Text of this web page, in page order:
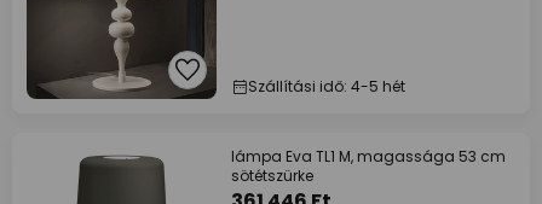
Szállítási idő: 4-5 hét
lámpa Eva TL1 M, magassága 53 cm
sötétszürke